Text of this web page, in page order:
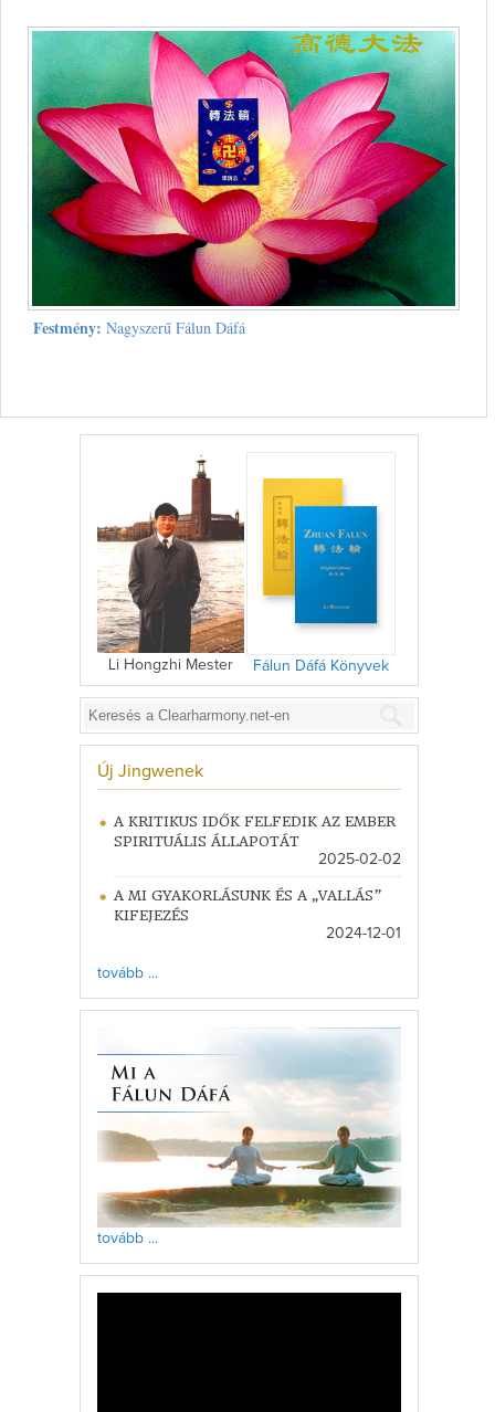
Festmény: Nagyszerű Fálun Dáfá
Li Hongzhi Mester Fálun Dáfá Könyvek
Új Jingwenek
A KRITIKUS IDŐK FELFEDIK AZ EMBER
SPIRITUÁLIS ÁLLAPOTÁT
2025-02-02
A MI GYAKORLÁSUNK ÉS A „VALLÁS”
KIFEJEZÉS
2024-12-01
tovább ...
tovább ...